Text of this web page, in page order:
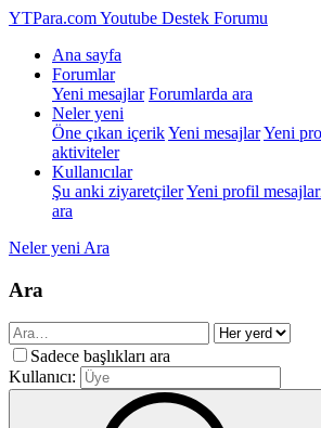
YTPara.comYoutube Destek Forumu
Ana sayfa
Forumlar
Yeni mesajlar Forumlarda ara
Neler yeni
Öne çıkan içerikYeni mesajlarYeni
aktiviteler
Kullanıcılar
Şu anki ziyaretçilerYeni profil
ara
Neler yeni Ara
Ara
Sadece başlıkları ara
Kullanıcı: